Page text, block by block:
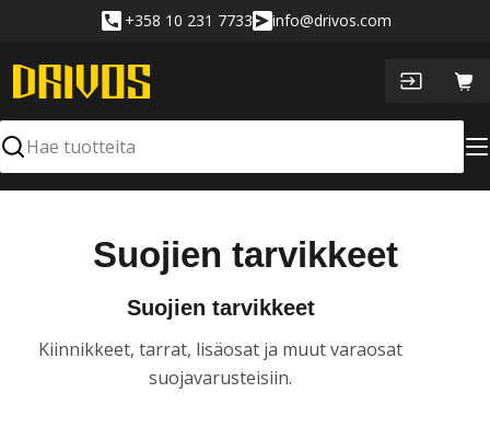
+358 10 231 7733 info@drivos.com
Hae
K
k
Suojien tarvikkeet
Suojien tarvikkeet
Kiinnikkeet, tarrat, lisäosat ja muut varaosat
suojavarusteisiin.